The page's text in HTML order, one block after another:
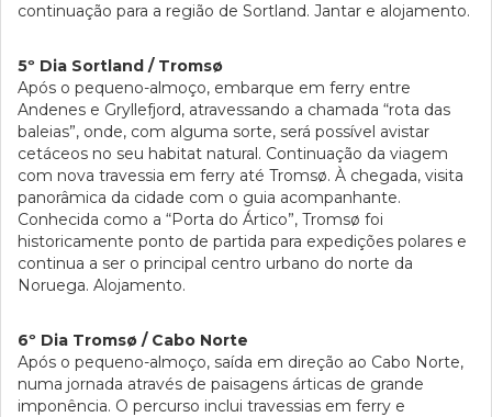
continuação para a região de Sortland. Jantar e alojamento.
5º Dia Sortland / Tromsø
Após o pequeno-almoço, embarque em ferry entre
Andenes e Gryllefjord, atravessando a chamada “rota das
baleias”, onde, com alguma sorte, será possível avistar
cetáceos no seu habitat natural. Continuação da viagem
com nova travessia em ferry até Tromsø. À chegada, visita
panorâmica da cidade com o guia acompanhante.
Conhecida como a “Porta do Ártico”, Tromsø foi
historicamente ponto de partida para expedições polares e
continua a ser o principal centro urbano do norte da
Noruega. Alojamento.
6º Dia Tromsø / Cabo Norte
Após o pequeno-almoço, saída em direção ao Cabo Norte,
numa jornada através de paisagens árticas de grande
imponência. O percurso inclui travessias em ferry e